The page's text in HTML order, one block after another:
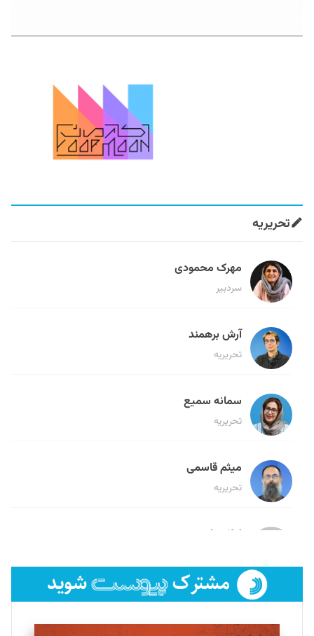
تحریریه
مهرک محمودی
سردبیر
آرش برهمند
تحریریه
سمانه سمیع
تحریریه
میثم قاسمی
تحریریه
لیلا حنارود
فائزه فتحی رستمی
تحریریه